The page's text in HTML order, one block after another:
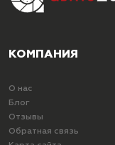
КОМПАНИЯ
О нас
Блог
Отзывы
Обратная связь